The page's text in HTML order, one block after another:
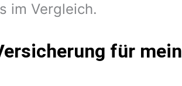
im Vergleich.
für mein